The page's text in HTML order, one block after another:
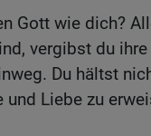
Gott wie dich?
vergibst du ihre
Du hältst
und Liebe zu